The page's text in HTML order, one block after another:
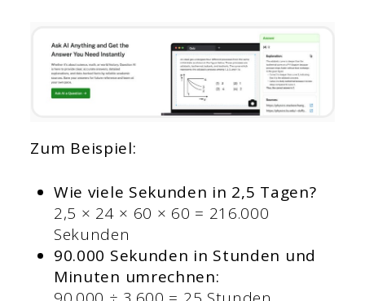
Zum Beispiel:
Wie viele Sekunden in 2,5 Tagen?
2,5 × 24 × 60 × 60 = 216.000
Sekunden
90.000 Sekunden in Stunden und
Minuten umrechnen: